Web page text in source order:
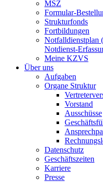
MSZ
Formular-
Strukturfonds
Fortbildungen
Notfalldienstplan
Notdienst-
Meine KZVS
Über uns
Aufgaben
Organe Struktur
Vorstand
Ausschüsse
Datenschutz
Geschäftszeiten
Karriere
Presse